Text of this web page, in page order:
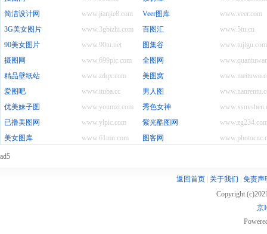
www.jianjie8.com
简洁设计网 www.veer.com
Veer图库
www.3gbizhi.com
3G美女图片 www.5tu.cn
百图汇
www.90tu.net
90美女图片 www.tujigu.com
图集谷
www.699pic.com
摄图网
全图网
www.zdqx.com
精品壁纸站
美图窝
www.ituba.cc
爱图吧
男人图
www.youmzi.com
优美妹子图
秀色女神
www.ylpic.com
已撸美图网
紫光酷图网
www.61mn.com
美女图库 图客网
ad5
返回首页| 关于我们
免责声
Copyright
京